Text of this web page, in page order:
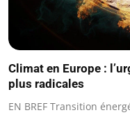
Climat en Europe :
plus radicales
EN BREF Transition